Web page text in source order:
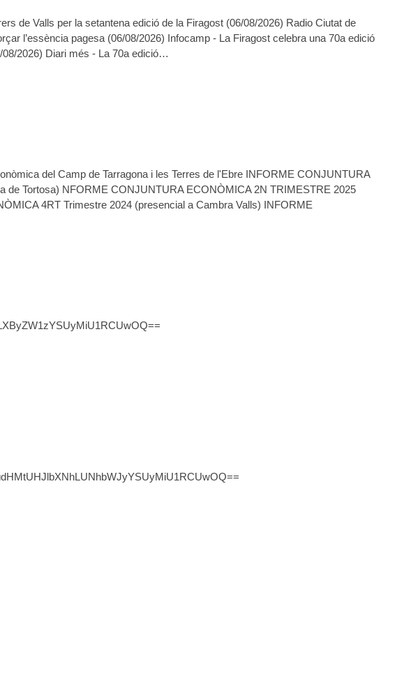
de Valls per la setantena edició de la Firagost (06/08/2026) Radio Ciutat de
l’essència pagesa (06/08/2026) Infocamp - La Firagost celebra una 70a edició
2026) Diari més - La 70a edició…
del Camp de Tarragona i les Terres de l'Ebre INFORME CONJUNTURA
de Tortosa) NFORME CONJUNTURA ECONÒMICA 2N TRIMESTRE 2025
4RT Trimestre 2024 (presencial a Cambra Valls) INFORME